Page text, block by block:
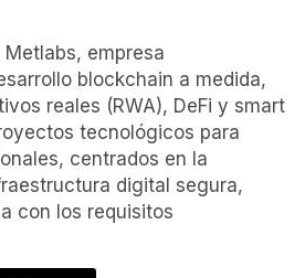
Metlabs, empresa
blockchain a medida,
reales (RWA), DeFi y smart
tecnológicos para
centrados en la
digital segura,
con los requisitos